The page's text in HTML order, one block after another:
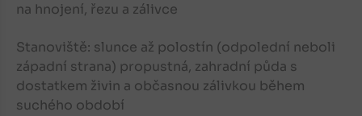
na hnojení, řezu a zálivce
Stanoviště: slunce až polostín (odpolední neboli
západní strana) propustná, zahradní půda s
dostatkem živin a občasnou zálivkou během
suchého období